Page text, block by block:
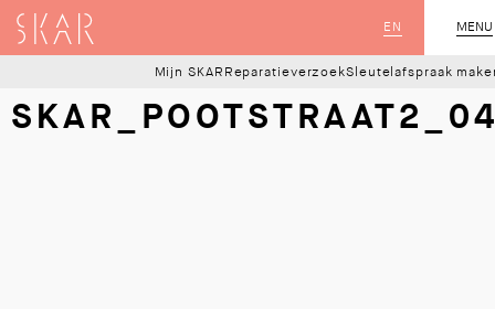
MENU
SLUIT
EN
SKAR
Mijn SKAR ReparatieverzoekSleutelafspraak